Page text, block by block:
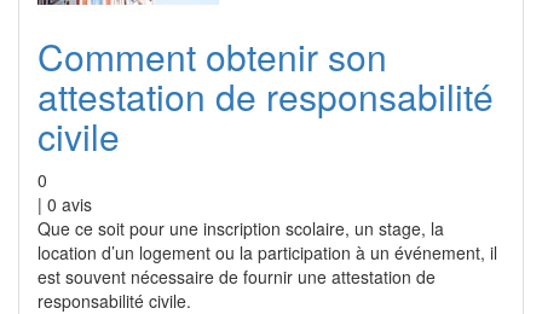
Comment obtenir son
attestation de responsabilité
civile
0
| 0 avis
Que ce soit pour une inscription scolaire, un stage, la
location d’un logement ou la participation à un événement, il
est souvent nécessaire de fournir une attestation de
responsabilité civile.